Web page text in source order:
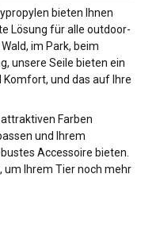
bieten Ihnen
Lösung für alle outdoor-
im Park, beim
unsere Seile bieten ein
und das auf Ihre
Farben
und Ihrem
Accessoire bieten.
um Ihrem Tier noch mehr